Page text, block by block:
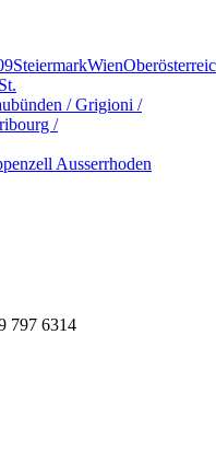
SteiermarkWien
St.
/ Grigioni /
/
Ausserrhoden
797 6314